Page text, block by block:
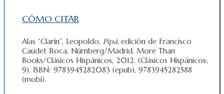
CÓMO CITAR
Alas “Clarín”, Leopoldo, Pipá, edición de Francisco
Caudet Roca, Nürnberg/Madrid, More Than
Books/Clásicos Hispánicos, 2012. (Clásicos Hispánicos;
9). ISBN: 9783945282083 (epub), 9783945282588
(mobi).